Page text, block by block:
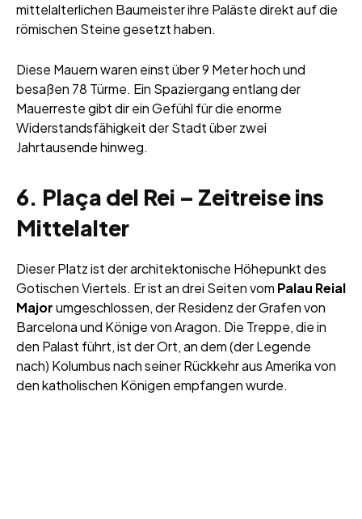
mittelalterlichen Baumeister ihre Paläste direkt auf die
römischen Steine gesetzt haben.
Diese Mauern waren einst über 9 Meter hoch und
besaßen 78 Türme. Ein Spaziergang entlang der
Mauerreste gibt dir ein Gefühl für die enorme
Widerstandsfähigkeit der Stadt über zwei
Jahrtausende hinweg.
6. Plaça del Rei – Zeitreise ins
Mittelalter
Dieser Platz ist der architektonische Höhepunkt des
Gotischen Viertels. Er ist an drei Seiten vom Palau Reial
Majorumgeschlossen, der Residenz der Grafen von
Barcelona und Könige von Aragon. Die Treppe, die in
den Palast führt, ist der Ort, an dem (der Legende
nach) Kolumbus nach seiner Rückkehr aus Amerika von
den katholischen Königen empfangen wurde.